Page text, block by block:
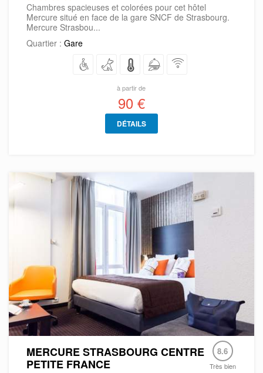
Chambres spacieuses et colorées pour cet hôtel
Mercure situé en face de la gare SNCF de Strasbourg.
Mercure Strasbou...
Quartier : Gare
à partir de
90 €
DÉTAILS
MERCURE STRASBOURG CENTRE
PETITE FRANCE
8.6
Très bien